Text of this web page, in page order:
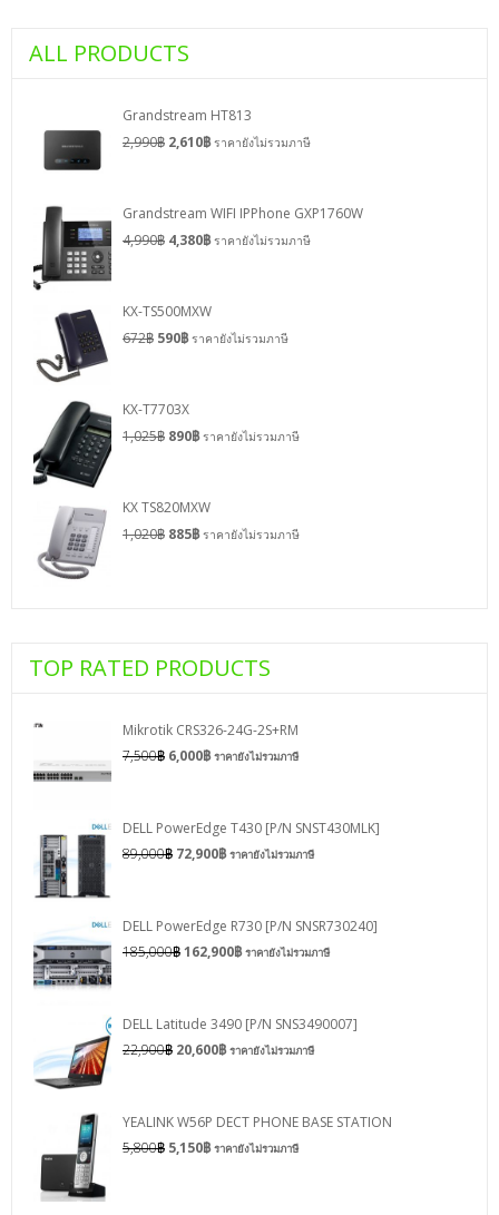
ALL PRODUCTS
Grandstream HT813
2,990฿ 2,610฿ ราคายังไม่รวมภาษี
Grandstream WIFI IPPhone GXP1760W
4,990฿ 4,380฿ ราคายังไม่รวมภาษี
KX-TS500MXW
672฿ 590฿ ราคายังไม่รวมภาษี
KX-T7703X
1,025฿ 890฿ ราคายังไม่รวมภาษี
KX TS820MXW
1,020฿ 885฿ ราคายังไม่รวมภาษี
TOP RATED PRODUCTS
Mikrotik CRS326-24G-2S+RM
7,500฿ 6,000฿ ราคายังไม่รวมภาษี
DELL PowerEdge T430 [P/N SNST430MLK]
89,000฿ 72,900฿ ราคายังไม่รวมภาษี
DELL PowerEdge R730 [P/N SNSR730240]
185,000฿162,900฿ ราคายังไม่รวมภาษี
DELL Latitude 3490 [P/N SNS3490007]
22,900฿ 20,600฿ ราคายังไม่รวมภาษี
YEALINK W56P DECT PHONE BASE STATION
5,800฿ 5,150฿ ราคายังไม่รวมภาษี